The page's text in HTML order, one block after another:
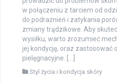
w połączeniu z tarciem od
do podrażnień i zatykania
zmiany trądzikowe. Aby
wysiłku, warto zrozumieć
jej kondycję, oraz zastosować
pielęgnacyjne. […]
Styl życia i kondycja skóry